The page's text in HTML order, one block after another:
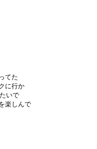
てた
に行か
いで
楽しんで